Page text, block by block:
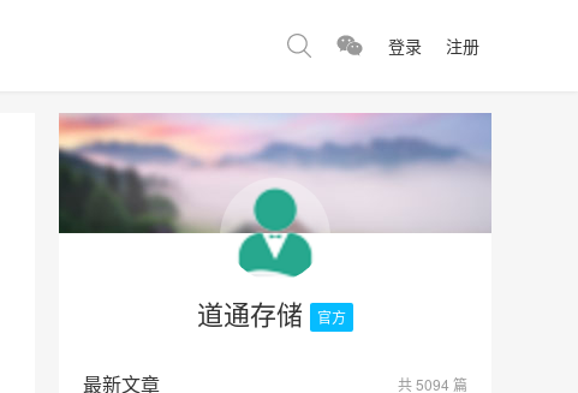
登录 注册
道通存储 官方
最新文章 共 5094 篇